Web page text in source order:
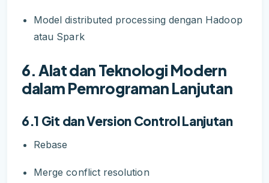
Model distributed processing dengan Hadoop
atau Spark
6. Alat dan Teknologi Modern
dalam Pemrograman Lanjutan
6.1 Git dan Version Control Lanjutan
Rebase
Merge conflict resolution